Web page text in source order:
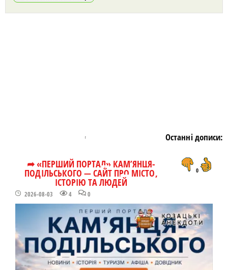
Останні дописи:
➦ «ПЕРШИЙ ПОРТАЛ» КАМ’ЯНЦЯ-
ПОДІЛЬСЬКОГО — САЙТ ПРО МІСТО,
ІСТОРІЮ ТА ЛЮДЕЙ
2026-08-03 4 0
0